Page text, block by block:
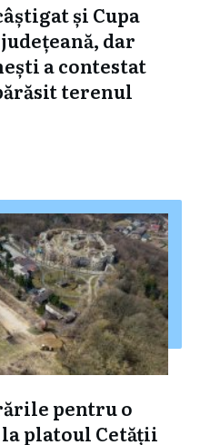
și Cupa
dar
a contestat
terenul
pentru o
platoul Cetății